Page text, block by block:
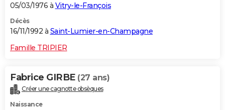
05/03/1976 à Vitry-le-François
Décès
16/11/1992 à Saint-Lumier-en-Champagne
Famille TRIPIER
Fabrice GIRBE (27 ans)
Créer une cagnotte obsèques
Naissance